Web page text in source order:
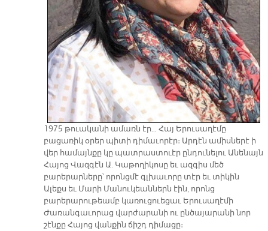
1975 թուականի ամառն էր… Հայ Երուսաղէմը
բացառիկ օրեր պիտի դիմաւորէր։ Արդէն ամիսներէ ի
վեր համայնքը կը պատրաստուէր ընդունելու Անենայն
Հայոց Վազգէն Ա. Կաթողիկոսը եւ ազգիս մեծ
բարերարները՝ որոնցմէ գլխաւորը տէր եւ տիկին
Ալեքս եւ Մարի Մանուկեաններն էին, որոնց
բարերարութեամբ կառուցուեցաւ Երուսաղէմի
Ժառանգաւորաց վարժարանի ու ընծայարանի նոր
շէնքը Հայոց վանքին ճիշդ դիմացը։